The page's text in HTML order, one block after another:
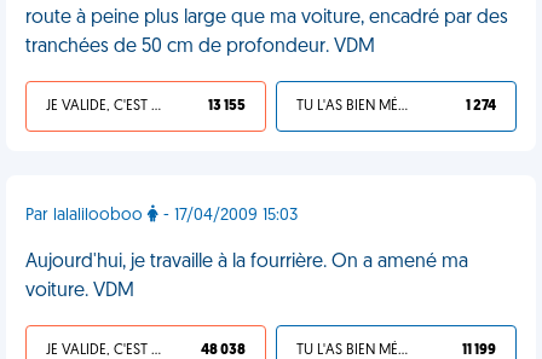
route à peine plus large que ma voiture, encadré par des
tranchées de 50 cm de profondeur. VDM
JE VALIDE, C'EST UNE VDM 13 155 TU L'AS BIEN MÉRITÉ 1 274
Par lalalilooboo - 17/04/2009 15:03
Aujourd'hui, je travaille à la fourrière. On a amené ma
voiture. VDM
JE VALIDE, C'EST UNE VDM 48 038 TU L'AS BIEN MÉRITÉ 11 199